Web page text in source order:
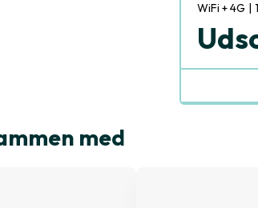
WiFi + 4G |
med